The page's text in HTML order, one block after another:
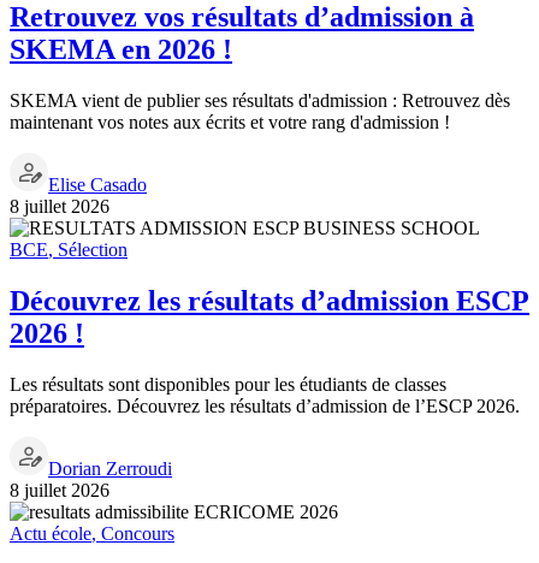
Retrouvez vos résultats d’admission à
SKEMA en 2026 !
SKEMA vient de publier ses résultats d'admission : Retrouvez dès
maintenant vos notes aux écrits et votre rang d'admission !
Elise Casado
8 juillet 2026
BCE, Sélection
Découvrez les résultats d’admission ESCP
2026 !
Les résultats sont disponibles pour les étudiants de classes
préparatoires. Découvrez les résultats d’admission de l’ESCP 2026.
Dorian Zerroudi
8 juillet 2026
Actu école, Concours